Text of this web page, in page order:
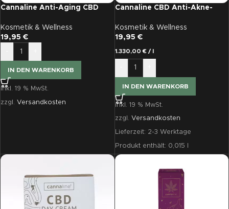
Cannaline Anti-Aging CBD
Kosmetik & Wellness
19,95 €
IN DEN WARENKORB
inkl. 19 % MwSt.
zzgl. Versandkosten
Cannaline CBD Anti-Akne-
Kosmetik & Wellness
19,95 €
1.330,00€/
IN DEN WARENKORB
inkl. 19 % MwSt.
zzgl. Versandkosten
Lieferzeit: 2-3 Werktage
Produkt enthält: 0,015